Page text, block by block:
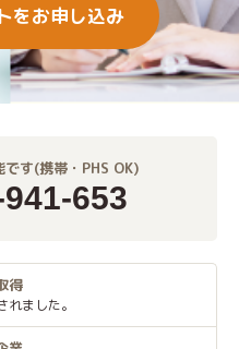
をお申し込み
す(携帯・PHS OK)
653
得
れました。